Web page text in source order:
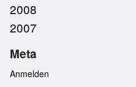
2008
2007
Meta
Anmelden